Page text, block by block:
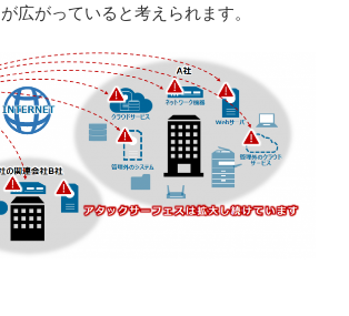
広がっていると考えられます。